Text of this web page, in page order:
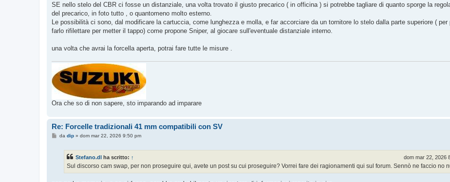
SE nello stelo del CBR ci fosse un distanziale, una volta trovato il giusto precarico ( in officina ) si potrebbe tagliare di quanto sporge la
del precarico, in foto tutto , o quantomeno molto esterno.
Le possibilità ci sono, dal modificare la cartuccia, come lunghezza e molla, e far accorciare da un tornitore lo stelo dalla parte superiore ( per
farlo rifilettare per metter il tappo) come propone Sniper, al giocare sull'eventuale distanziale interno.
una volta che avrai la forcella aperta, potrai fare tutte le misure .
Ora che so di non sapere, sto imparando ad imparare
Re: Forcelle tradizionali 41 mm compatibili con SV
Mda dip» dom mar 22, 2026 9:50 pm
Stefano.dl ha scritto: ↑ dom mar 22, 2026
Sul discorso cam swap, per non proseguire qui, avete un post su cui proseguire? Vorrei fare dei ragionamenti qui sul forum. Sennò ne faccio no